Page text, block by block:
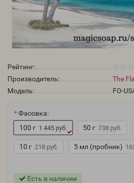
Рейтинг:
Производитель:
The
Модель:
FO-
Фасовка:
100 г 1 445 руб. 50 г 738 руб.
10 г 218 руб. 5 мл (пробник)
Есть в наличии